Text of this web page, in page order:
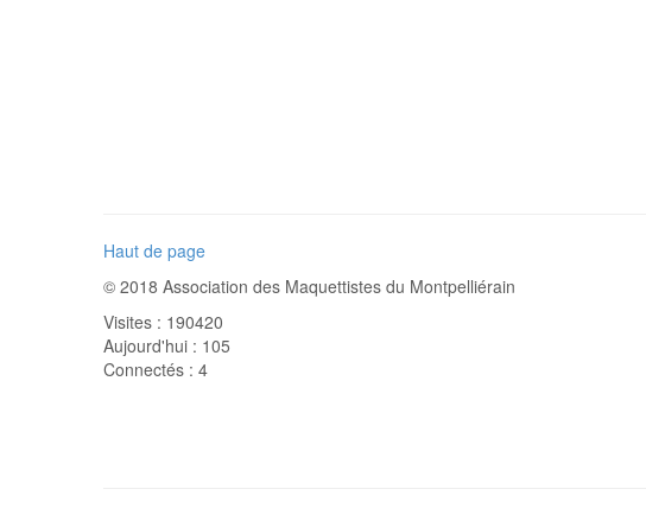
Haut de page
© 2018 Association des Maquettistes du Montpelliérain
Visites : 190420
Aujourd'hui : 105
Connectés : 4